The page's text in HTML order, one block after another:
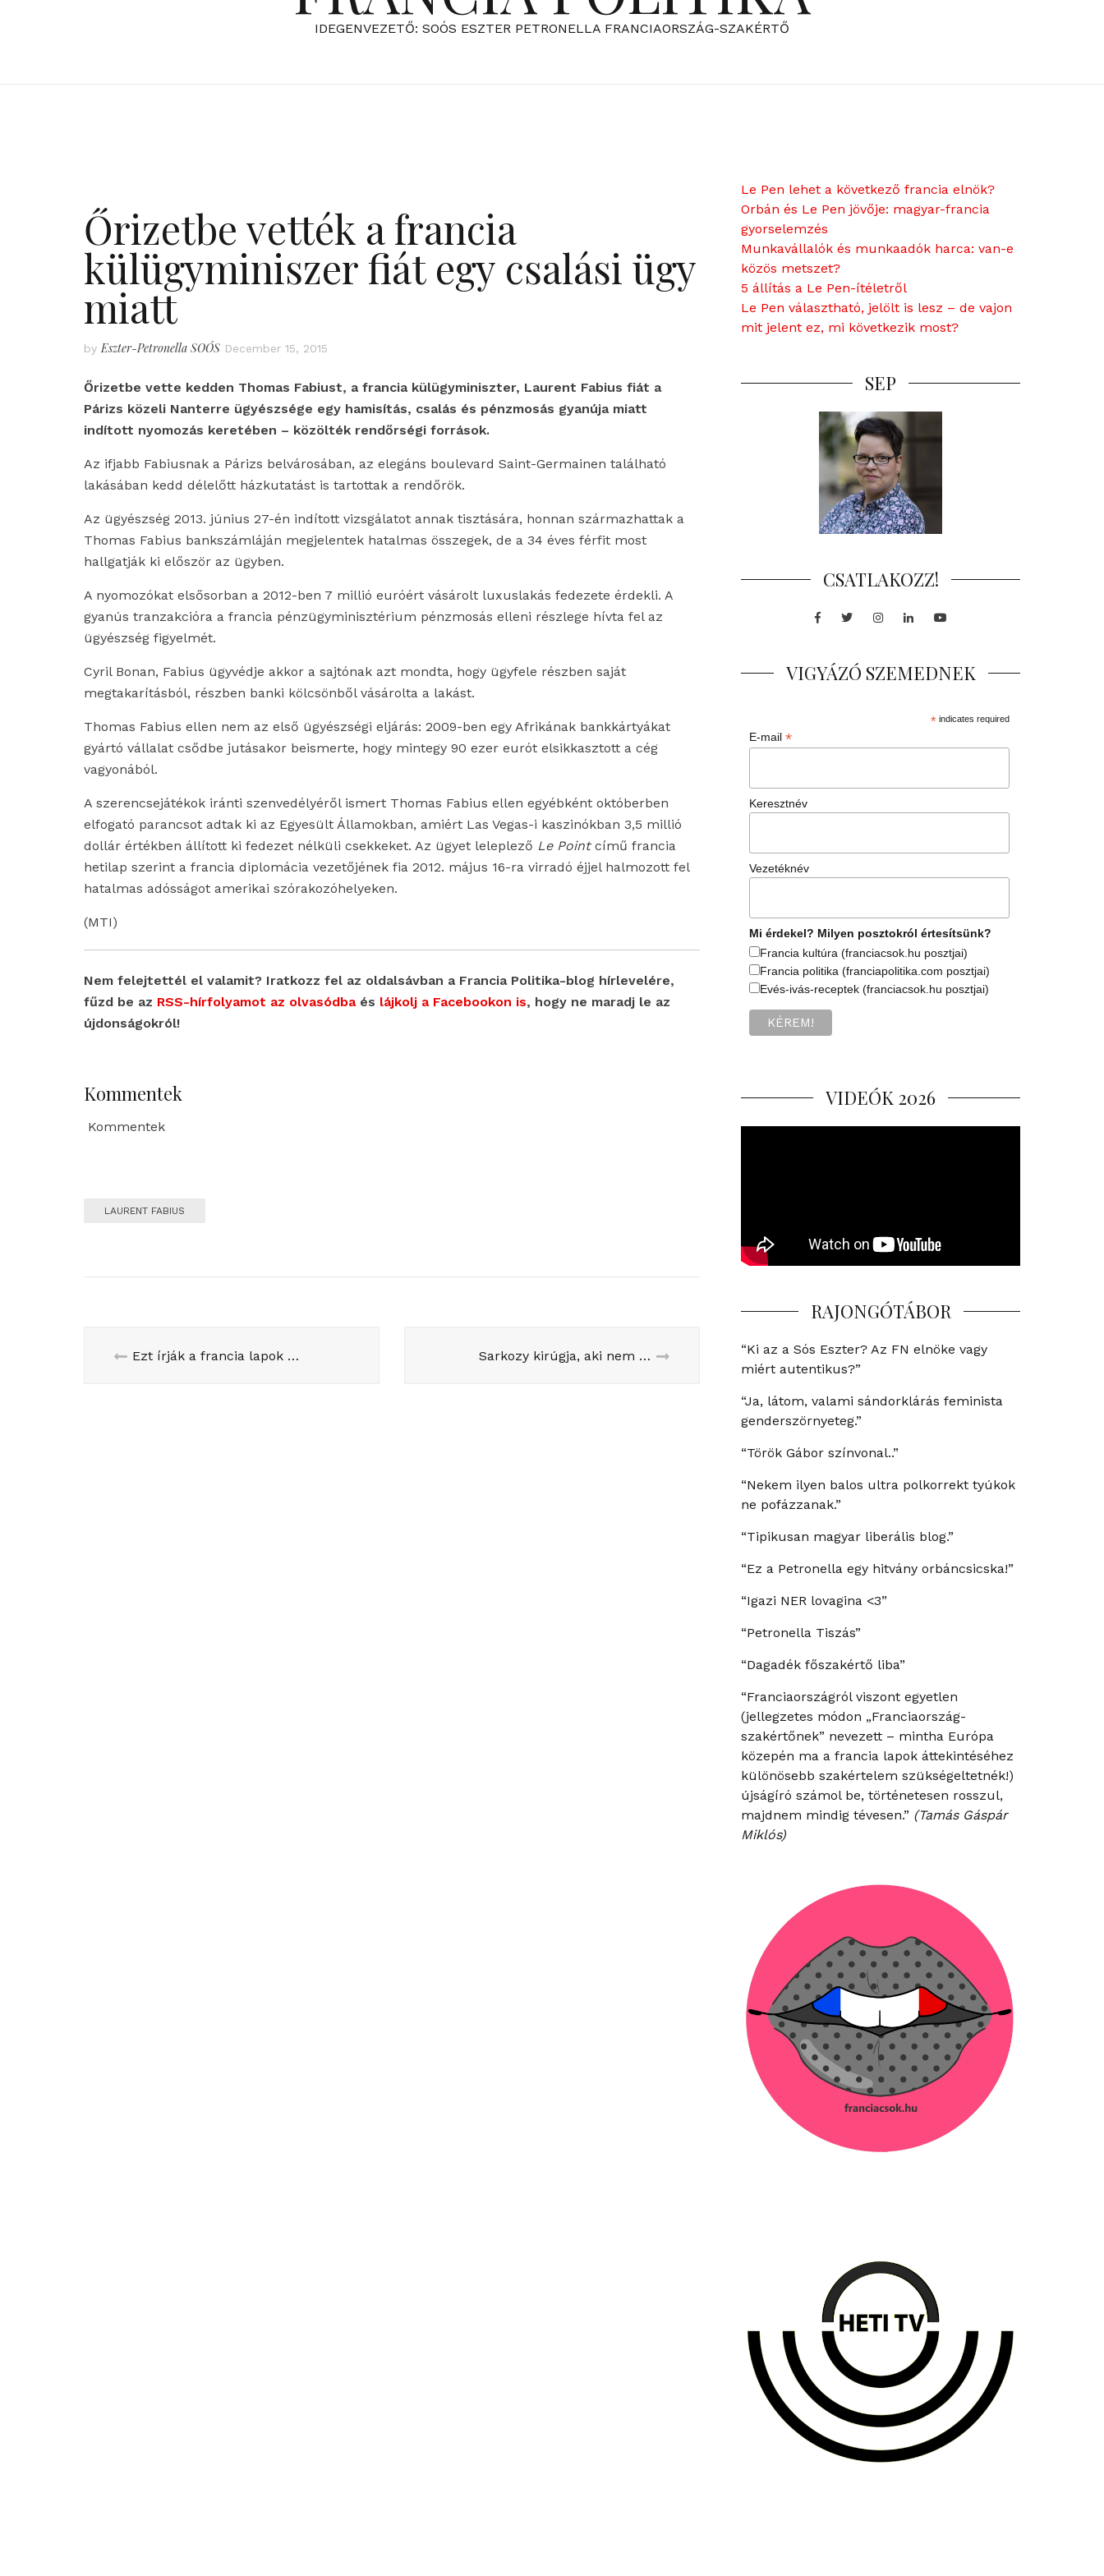
IDEGENVEZETŐ: SOÓS ESZTER PETRONELLA FRANCIAORSZÁG-SZAKÉRTŐ
Őrizetbe vették a francia
külügyminiszer fiát egy csalási ügy
miatt
by Eszter-Petronella SOÓS December 15, 2015
Őrizetbe vette kedden Thomas Fabiust, a francia külügyminiszter, Laurent Fabius fiát a
Párizs közeli Nanterre ügyészsége egy hamisítás, csalás és pénzmosás gyanúja miatt
indított nyomozás keretében – közölték rendőrségi források.
Az ifjabb Fabiusnak a Párizs belvárosában, az elegáns boulevard Saint-Germainen található
lakásában kedd délelőtt házkutatást is tartottak a rendőrök.
Az ügyészség 2013. június 27-én indított vizsgálatot annak tisztására, honnan származhattak a
Thomas Fabius bankszámláján megjelentek hatalmas összegek, de a 34 éves férfit most
hallgatják ki először az ügyben.
A nyomozókat elsősorban a 2012-ben 7 millió euróért vásárolt luxuslakás fedezete érdekli. A
gyanús tranzakcióra a francia pénzügyminisztérium pénzmosás elleni részlege hívta fel az
ügyészség figyelmét.
Cyril Bonan, Fabius ügyvédje akkor a sajtónak azt mondta, hogy ügyfele részben saját
megtakarításból, részben banki kölcsönből vásárolta a lakást.
Thomas Fabius ellen nem az első ügyészségi eljárás: 2009-ben egy Afrikának bankkártyákat
gyártó vállalat csődbe jutásakor beismerte, hogy mintegy 90 ezer eurót elsikkasztott a cég
vagyonából.
A szerencsejátékok iránti szenvedélyéről ismert Thomas Fabius ellen egyébként októberben
elfogató parancsot adtak ki az Egyesült Államokban, amiért Las Vegas-i kaszinókban 3,5 millió
dollár értékben állított ki fedezet nélküli csekkeket. Az ügyet leleplező Le Pointcímű francia
hetilap szerint a francia diplomácia vezetőjének fia 2012. május 16-ra virradó éjjel halmozott fel
hatalmas adósságot amerikai szórakozóhelyeken.
(MTI)
Nem felejtettél el valamit? Iratkozz fel az oldalsávban a Francia Politika-blog hírlevelére,
fűzd be az RSS-hírfolyamot az olvasódbaés lájkolj a Facebookon is, hogy ne maradj le az
újdonságokról!
Kommentek
Kommentek
LAURENT FABIUS
Ezt írják a francia lapok a regionális választás második fordulójáról Sarkozy kirúgja, aki nem ért vele egyet
Le Pen lehet a következő francia elnök?
Orbán és Le Pen jövője: magyar-francia
gyorselemzés
Munkavállalók és munkaadók harca: van-e
közös metszet?
5 állítás a Le Pen-ítéletről
Le Pen választható, jelölt is lesz – de vajon
mit jelent ez, mi következik most?
SEP
CSATLAKOZZ!
Facebook
TwitterInstagram
LinkedInYoutube
VIGYÁZÓ SZEMEDNEK
*indicates required
E-mail*
Keresztnév
Vezetéknév
Mi érdekel? Milyen posztokról értesítsünk?
Francia kultúra (franciacsok.hu posztjai)
Francia politika (franciapolitika.com posztjai)
Evés-ivás-receptek (franciacsok.hu posztjai)
VIDEÓK 2026
RAJONGÓTÁBOR
“Ki az a Sós Eszter? Az FN elnöke vagy
miért autentikus?”
“Ja, látom, valami sándorklárás feminista
genderszörnyeteg.”
“Török Gábor színvonal..”
“Nekem ilyen balos ultra polkorrekt tyúkok
ne pofázzanak.”
“Tipikusan magyar liberális blog.”
“Ez a Petronella egy hitvány orbáncsicska!”
“Igazi NER lovagina <3”
“Petronella Tiszás”
“Dagadék főszakértő liba”
“Franciaországról viszont egyetlen
(jellegzetes módon „Franciaország-
szakértőnek” nevezett – mintha Európa
közepén ma a francia lapok áttekintéséhez
különösebb szakértelem szükségeltetnék!)
újságíró számol be, történetesen rosszul,
majdnem mindig tévesen.” (Tamás Gáspár
Miklós)